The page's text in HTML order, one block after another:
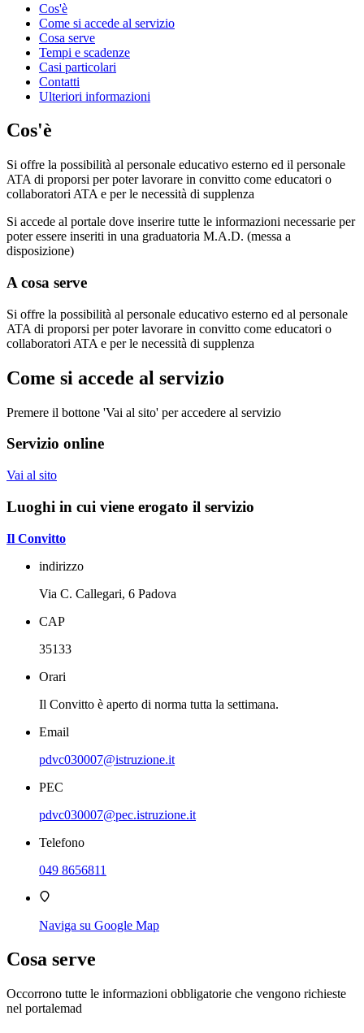
Cos'è
Come si accede al servizio
Cosa serve
Tempi e scadenze
Casi particolari
Contatti
Ulteriori informazioni
Cos'è
Si offre la possibilità al personale educativo esterno ed il personale
ATA di proporsi per poter lavorare in convitto come educatori o
collaboratori ATA e per le necessità di supplenza
Si accede al portale dove inserire tutte le informazioni necessarie per
poter essere inseriti in una graduatoria M.A.D. (messa a
disposizione)
A cosa serve
Si offre la possibilità al personale educativo esterno ed al personale
ATA di proporsi per poter lavorare in convitto come educatori o
collaboratori ATA e per le necessità di supplenza
Come si accede al servizio
Premere il bottone 'Vai al sito' per accedere al servizio
Servizio online
Vai al sito
Luoghi in cui viene erogato il servizio
Il Convitto
indirizzo
Via C. Callegari, 6 Padova
CAP
35133
Orari
Il Convitto è aperto di norma tutta la settimana.
Email
pdvc030007@istruzione.it
PEC
pdvc030007@pec.istruzione.it
Telefono
049 8656811
Naviga su Google Map
Cosa serve
Occorrono tutte le informazioni obbligatorie che vengono richieste
nel portalemad